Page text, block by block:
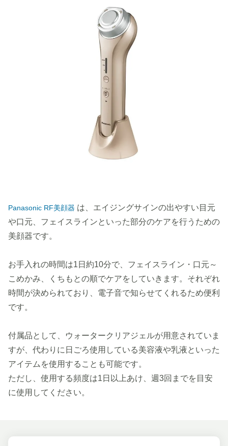
Panasonic RF美顔器 は、エイジングサインの出やすい目元
や口元、フェイスラインといった部分のケアを行うための
美顔器です。
お手入れの時間は1日約10分で、フェイスライン・口元～
こめかみ、くちもとの順でケアをしていきます。それぞれ
時間が決められており、電子音で知らせてくれるため便利
です。
付属品として、ウォータークリアジェルが用意されていま
すが、代わりに日ごろ使用している美容液や乳液といった
アイテムを使用することも可能です。
ただし、使用する頻度は1日以上あけ、週3回までを目安
に使用してください。